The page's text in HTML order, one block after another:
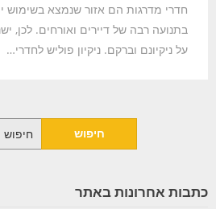
חדרי מדרגות הם אזור שנמצא בשימוש
בתנועה רבה של דיירים ואורחים. לכן,
על ניקיונם וברקם. ניקיון פוליש לחדרי…
כתבות אחרונות באתר